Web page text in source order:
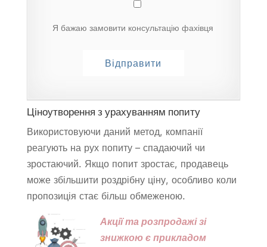
Я бажаю замовити консультацію фахівця
Ціноутворення з урахуванням попиту
Використовуючи даний метод, компанії
реагують на рух попиту – спадаючий чи
зростаючий. Якщо попит зростає, продавець
може збільшити роздрібну ціну, особливо коли
пропозиція стає більш обмеженою.
Акції та розпродажі зі
знижкою є прикладом